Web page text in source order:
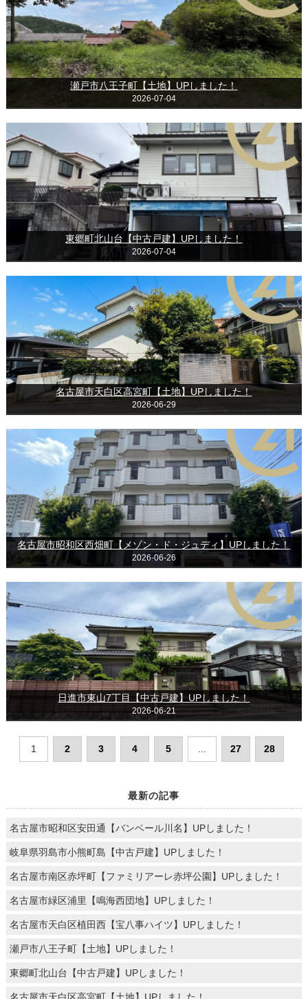
瀬戸市八王子町【土地】UPしました！
2026-07-04
東郷町北山台【中古戸建】UPしました！
2026-07-04
名古屋市天白区高宮町【土地】UPしました！
2026-06-29
名古屋市昭和区西畑町【メゾン・ド・ジュディ】UPしました！
2026-06-26
日進市東山7丁目【中古戸建】UPしました！
2026-06-21
1 2 3 4 5 27 28
最新の記事
名古屋市昭和区安田通【バンベール川名】UPしました！
岐阜県羽島市小熊町島【中古戸建】UPしました！
名古屋市南区赤坪町【ファミリアーレ赤坪公園】UPしました！
名古屋市緑区浦里【鳴海西団地】UPしました！
名古屋市天白区植田西【宝八事ハイツ】UPしました！
瀬戸市八王子町【土地】UPしました！
東郷町北山台【中古戸建】UPしました！